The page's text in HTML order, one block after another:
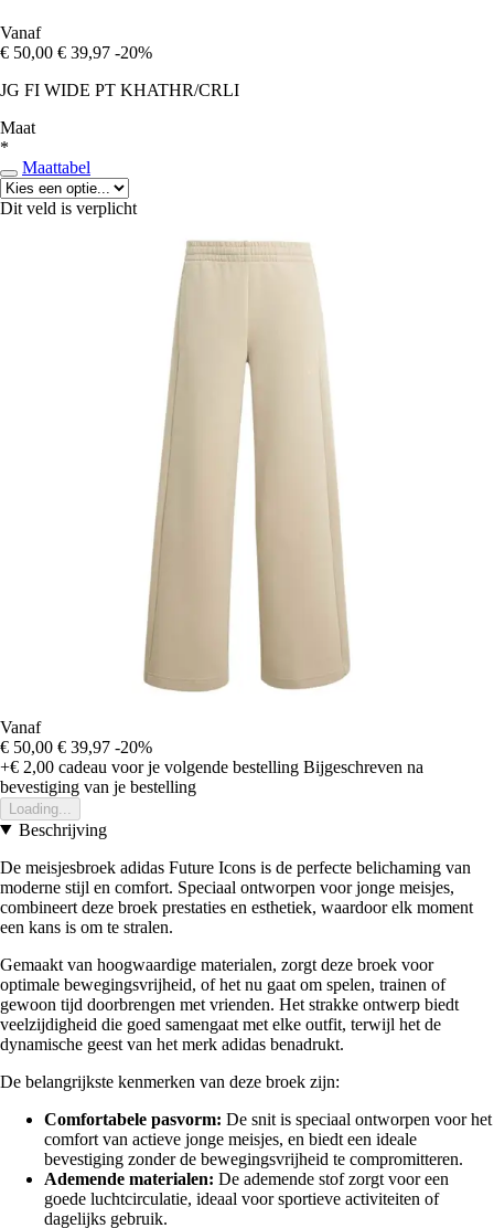
Vanaf
€ 50,00 € 39,97 -20%
JG FI WIDE PT KHATHR/CRLI
Maat
*
Maattabel
Dit veld is verplicht
Vanaf
€ 50,00 € 39,97 -20%
+€ 2,00 cadeau voor je volgende bestelling Bijgeschreven na
bevestiging van je bestelling
Loading...
Beschrijving
De meisjesbroek adidas Future Icons is de perfecte belichaming van
moderne stijl en comfort. Speciaal ontworpen voor jonge meisjes,
combineert deze broek prestaties en esthetiek, waardoor elk moment
een kans is om te stralen.
Gemaakt van hoogwaardige materialen, zorgt deze broek voor
optimale bewegingsvrijheid, of het nu gaat om spelen, trainen of
gewoon tijd doorbrengen met vrienden. Het strakke ontwerp biedt
veelzijdigheid die goed samengaat met elke outfit, terwijl het de
dynamische geest van het merk adidas benadrukt.
De belangrijkste kenmerken van deze broek zijn:
Comfortabele pasvorm: De snit is speciaal ontworpen voor het
comfort van actieve jonge meisjes, en biedt een ideale
bevestiging zonder de bewegingsvrijheid te compromitteren.
Ademende materialen: De ademende stof zorgt voor een
goede luchtcirculatie, ideaal voor sportieve activiteiten of
dagelijks gebruik.